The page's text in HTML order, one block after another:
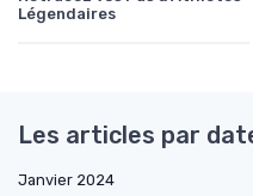
Légendaires
Les articles par
Janvier 2024